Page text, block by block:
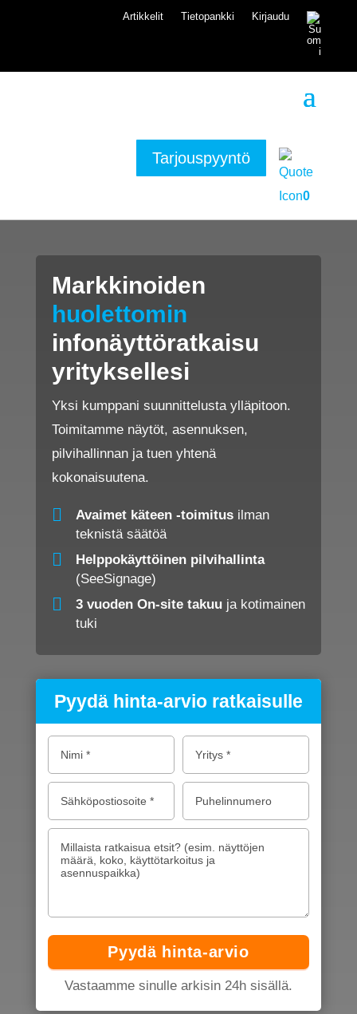
Artikkelit Tietopankki Kirjaudu
Tarjouspyyntö
0
Markkinoiden
huolettomin
infonäyttöratkaisu
yrityksellesi
Yksi kumppani suunnittelusta ylläpitoon.
Toimitamme näytöt, asennuksen,
pilvihallinnan ja tuen yhtenä
kokonaisuutena.
Avaimet käteen -toimitus ilman
teknistä säätöä
Helppokäyttöinen pilvihallinta
(SeeSignage)
3 vuoden On-site takuu ja kotimainen
tuki
Pyydä hinta-arvio ratkaisulle
Vastaamme sinulle arkisin 24h sisällä.